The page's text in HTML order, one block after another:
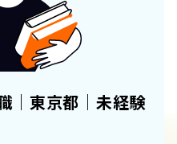
｜東京都｜未経験